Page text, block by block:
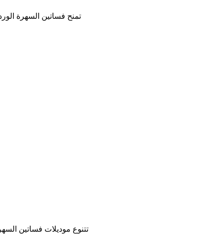
تمنح فساتين السهرة
تتنوع موديلات فساتين